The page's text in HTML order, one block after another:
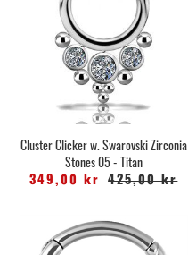
Cluster Clicker w. Swarovski Zirconia
Stones 05 - Titan
349,00 kr 425,00 kr